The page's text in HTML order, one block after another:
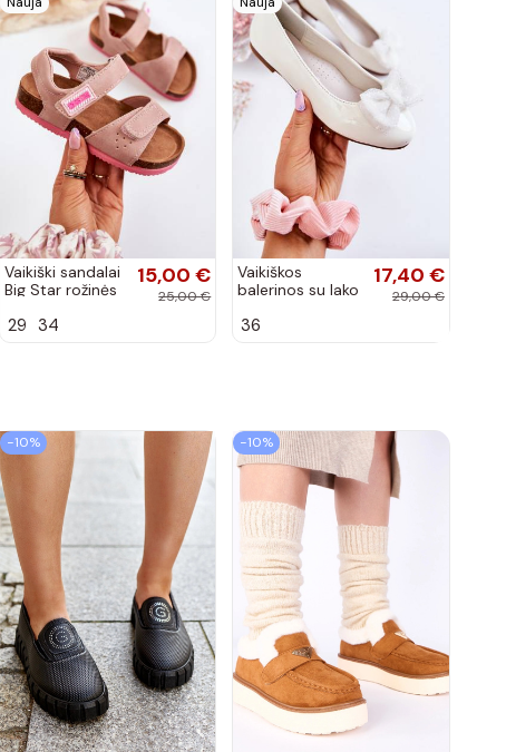
Vaikiški sandalai
Big Star rožinės
15,00 €
25,00 €
29 34
Vaikiškos
balerinos su lako
kaspinais baltos
17,40 €
29,00 €
36
−10% −10%